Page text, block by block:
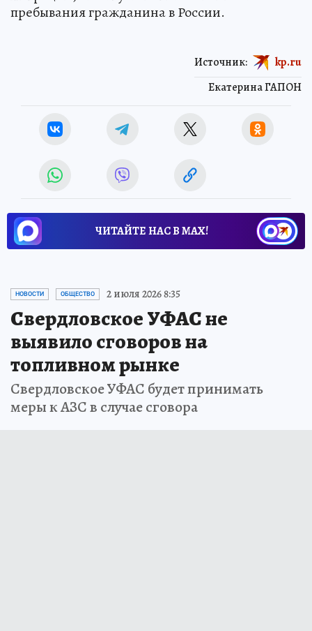
пребывания гражданина в России.
Екатерина ГАПОН
Источник: kp.ru
ЧИТАЙТЕ НАС В МАХ!
НОВОСТИ ОБЩЕСТВО 2 июля 2026 8:35
Свердловское УФАС не
выявило сговоров на
топливном рынке
Свердловское УФАС будет принимать
меры к АЗС в случае сговора